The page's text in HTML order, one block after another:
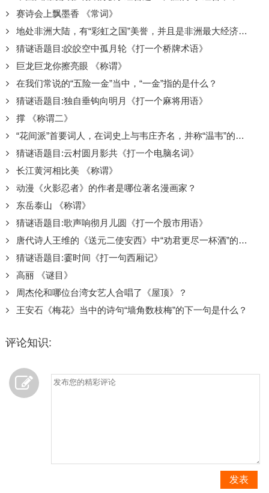
赛诗会上飘墨香 《常词》
地处非洲大陆，有“彩虹之国”美誉，并且是非洲最大经济体之一的是哪个国家？
猜谜语题目:皎皎空中孤月轮《打一个桥牌术语》
巨龙巨龙你擦亮眼 《称谓》
在我们常说的“五险一金”当中，“一金”指的是什么？
猜谜语题目:独自垂钩向明月《打一个麻将用语》
撑 《称谓二》
“花间派”首要词人，在词史上与韦庄齐名，并称“温韦”的是哪位唐代诗人？
猜谜语题目:云村圆月影共《打一个电脑名词》
长江黄河相比美 《称谓》
动漫《火影忍者》的作者是哪位著名漫画家？
东岳泰山 《称谓》
猜谜语题目:歌声响彻月儿圆《打一个股市用语》
唐代诗人王维的《送元二使安西》中“劝君更尽一杯酒”的下一句是什么？
猜谜语题目:霎时间《打一句西厢记》
高丽 《谜目》
周杰伦和哪位台湾女艺人合唱了《屋顶》？
王安石《梅花》当中的诗句“墙角数枝梅”的下一句是什么？
评论知识:
发表